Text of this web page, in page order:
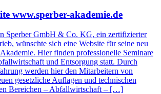
www.sperber-akademie.de
Sperber GmbH & Co. KG, ein zertifizierter
wünschte sich eine Website für seine neu
Hier finden professionelle Seminare
und Entsorgung statt. Durch
werden hier den Mitarbeitern von
gesetzliche Auflagen und technischen
Bereichen – Abfallwirtschaft – […]